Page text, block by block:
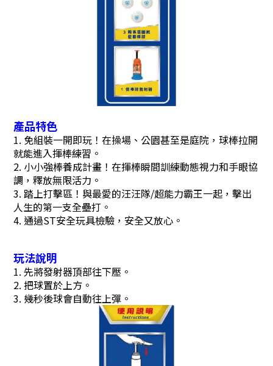
產品特色
1. 免組裝一開即玩！在操場、公園甚至是庭院，球棒拉開
就能進入揮棒練習。
2. 小小強棒養成計畫！在揮棒瞬間訓練動態視力和手眼協
調，釋放無限活力。
3. 踏上打擊區！與最愛的汪汪隊/超能力霸王一起，擊出
人生的第一支全壘打。
4. 通過ST安全玩具檢驗，安全又放心。
玩法說明
1. 先將發射器頂部往下壓。
2. 把球置於上方。
3. 幾秒後球會自動往上彈。